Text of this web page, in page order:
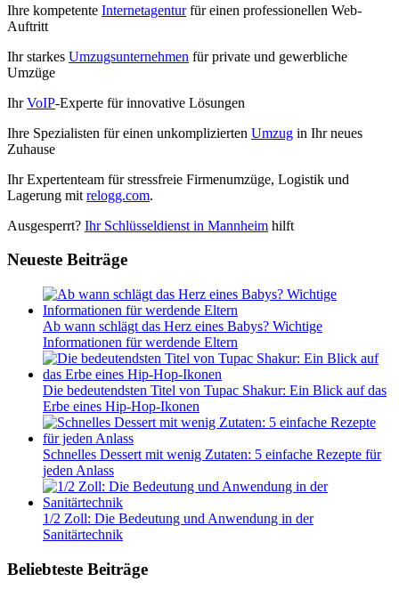
Ihre kompetente Internetagenturfür einen professionellen Web-
Auftritt
Ihr starkes Umzugsunternehmen für private und gewerbliche
Umzüge
IhrVoIP-Experte für innovative Lösungen
Ihre Spezialisten für einen unkomplizierten Umzug in Ihr neues
Zuhause
Ihr Expertenteam für stressfreie Firmenumzüge, Logistik und
Lagerung mit relogg.com.
Ausgesperrt? Ihr Schlüsseldienst in Mannheim hilft
Neueste Beiträge
Ab wann schlägt das Herz eines Babys? Wichtige
Informationen für werdende Eltern
Die bedeutendsten Titel von Tupac Shakur: Ein Blick auf das
Erbe eines Hip-Hop-Ikonen
Schnelles Dessert mit wenig Zutaten: 5 einfache Rezepte für
jeden Anlass
1/2 Zoll: Die Bedeutung und Anwendung in der
Sanitärtechnik
Beliebteste Beiträge